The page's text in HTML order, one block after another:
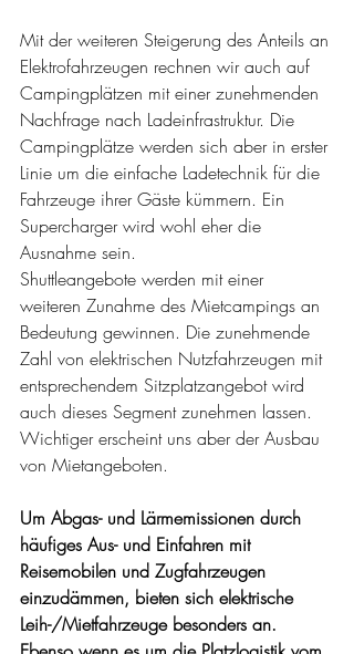
Mit der weiteren Steigerung des Anteils an
Elektrofahrzeugen rechnen wir auch auf
Campingplätzen mit einer zunehmenden
Nachfrage nach Ladeinfrastruktur. Die
Campingplätze werden sich aber in erster
Linie um die einfache Ladetechnik für die
Fahrzeuge ihrer Gäste kümmern. Ein
Supercharger wird wohl eher die
Ausnahme sein.
Shuttleangebote werden mit einer
weiteren Zunahme des Mietcampings an
Bedeutung gewinnen. Die zunehmende
Zahl von elektrischen Nutzfahrzeugen mit
entsprechendem Sitzplatzangebot wird
auch dieses Segment zunehmen lassen.
Wichtiger erscheint uns aber der Ausbau
von Mietangeboten.
Um Abgas- und Lärmemissionen durch
häufiges Aus- und Einfahren mit
Reisemobilen und Zugfahrzeugen
einzudämmen, bieten sich elektrische
Leih-/Mietfahrzeuge besonders an.